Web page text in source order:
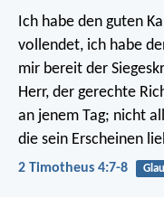
Ich habe den guten
vollendet, ich habe
mir bereit der
Herr, der gerechte
an jenem Tag; nicht
die sein Erscheinen
2 Timotheus 4:7-8